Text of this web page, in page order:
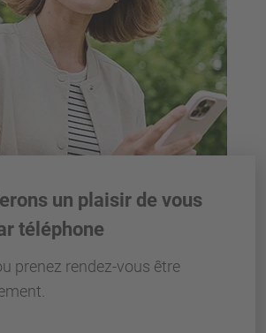
un plaisir de vous
téléphone
prenez rendez-vous être